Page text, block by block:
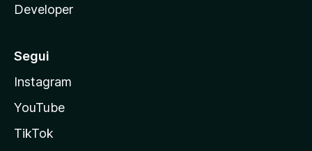
Developer
Segui
Instagram
YouTube
TikTok